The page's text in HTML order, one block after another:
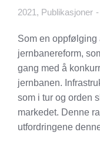
2021 , Publikasjoner
Som en
jernbanereform,
gang med å
jernbanen.
som i tur og orden
markedet. Denne
utfordringene